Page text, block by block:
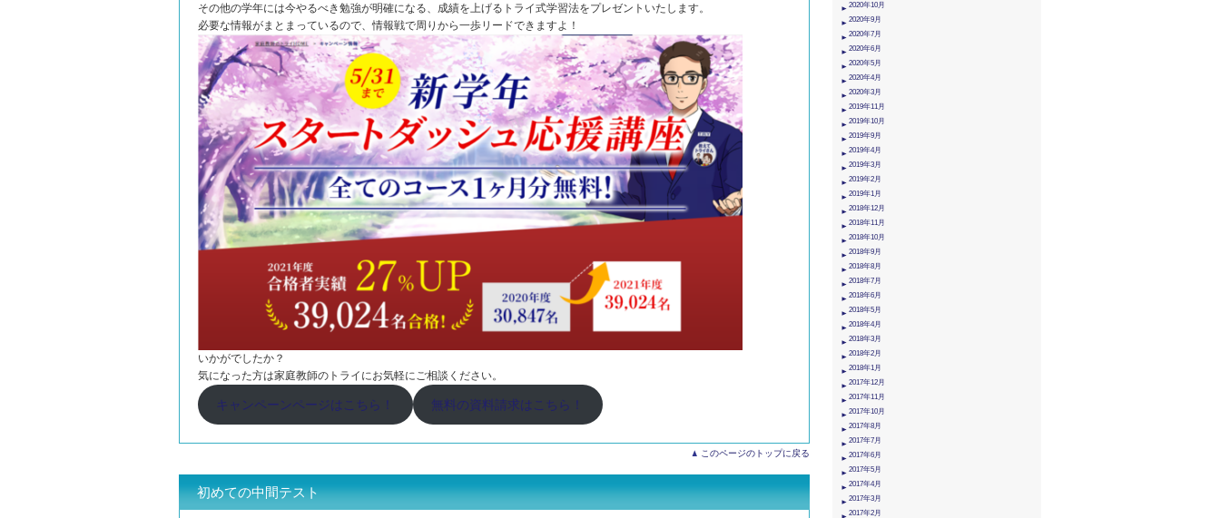
その他の学年には今やるべき勉強が明確になる、成績を上げるトライ式学習法をプレゼントいたします。
必要な情報がまとまっているので、情報戦で周りから一歩リードできますよ！
いかがでしたか？
気になった方は家庭教師のトライにお気軽にご相談ください。
キャンペーンページはこちら！ 無料の資料請求はこちら！
このページのトップに戻る
初めての中間テスト
2020年10月
2020年9月
2020年7月
2020年6月
2020年5月
2020年4月
2020年3月
2019年11月
2019年10月
2019年9月
2019年4月
2019年3月
2019年2月
2019年1月
2018年12月
2018年11月
2018年10月
2018年9月
2018年8月
2018年7月
2018年6月
2018年5月
2018年4月
2018年3月
2018年2月
2018年1月
2017年12月
2017年11月
2017年10月
2017年8月
2017年7月
2017年6月
2017年5月
2017年4月
2017年3月
2017年2月